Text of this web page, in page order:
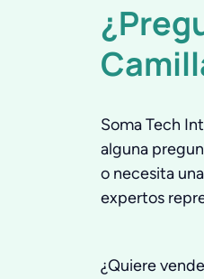
Soma Tech
alguna
o necesita
expertos
¿Quiere